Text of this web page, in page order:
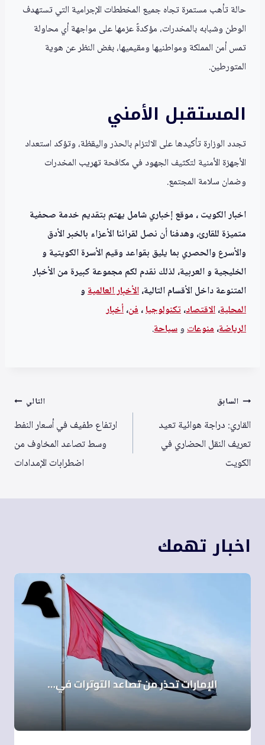
حالة تأهب مستمرة تجاه جميع المخططات الإجرامية التي تستهدف
الوطن وشبابه بالمخدرات، مؤكدةً عزمها على مواجهة أي محاولة
تمس أمن المملكة ومواطنيها ومقيميها، بغض النظر عن هوية
المتورطين.
المستقبل الأمني
تجدد الوزارة تأكيدها على الالتزام بالحذر واليقظة، وتؤكد استعداد
الأجهزة الأمنية لتكثيف الجهود في مكافحة تهريب المخدرات
وضمان سلامة المجتمع.
اخبار الكويت ، موقع إخباري شامل يهتم بتقديم خدمة صحفية
متميزة للقارئ، وهدفنا أن نصل لقرائنا الأعزاء بالخبر الأدق
والأسرع والحصري بما يليق بقواعد وقيم الأسرة الكويتية و
الخليجية و العربية، لذلك نقدم لكم مجموعة كبيرة من الأخبار
المتنوعة داخل الأقسام التالية،الأخبار العالميةو
المحلية،الاقتصاد،تكنولوجيا،فن،أخبار
الرياضة،منوعاتوسياحة.
تصفّح
المقالات
السابق
القاري: دراجة هوائية تعيد
تعريف النقل الحضاري في
الكويت
التالي
ارتفاع طفيف في أسعار النفط
وسط تصاعد المخاوف من
اضطرابات الإمدادات
اخبار تهمك